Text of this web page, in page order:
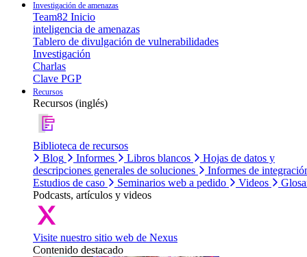
Investigación de amenazas
Team82 Inicio
inteligencia de amenazas
Tablero de divulgación de vulnerabilidades
Investigación
Charlas
Clave PGP
Recursos
Recursos (inglés)
Biblioteca de recursos
Blog
Informes Libros blancos
Hojas de datos y
descripciones generales de soluciones
Informes de
Estudios de caso
Seminarios web a pedido Videos
Podcasts, artículos y videos
Visite nuestro sitio web de Nexus
Contenido destacado